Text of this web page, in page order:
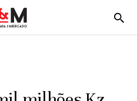
5